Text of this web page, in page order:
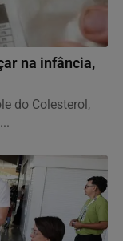
na infância,
do Colesterol,